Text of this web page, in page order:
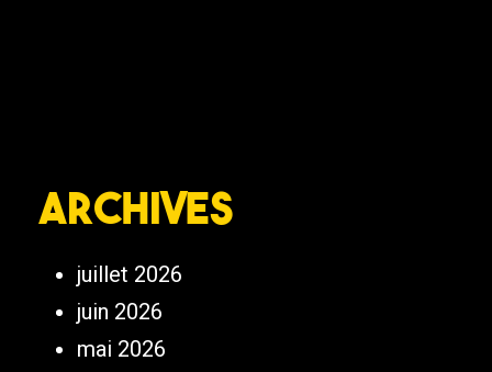
Archives
juillet 2026
juin 2026
mai 2026